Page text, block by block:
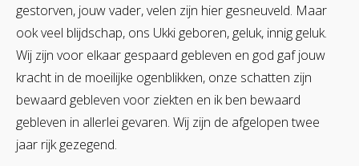
gestorven, jouw vader, velen zijn hier gesneuveld. Maar
ook veel blijdschap, ons Ukki geboren, geluk, innig geluk.
Wij zijn voor elkaar gespaard gebleven en god gaf jouw
kracht in de moeilijke ogenblikken, onze schatten zijn
bewaard gebleven voor ziekten en ik ben bewaard
gebleven in allerlei gevaren. Wij zijn de afgelopen twee
jaar rijk gezegend.